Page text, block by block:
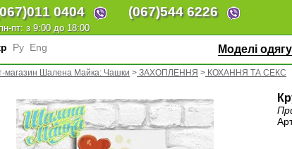
011 0404 (067)544 6226
пн-пт: з 9:00 до 18:00
Ру Eng Моделі одягу
магазин Шалена Майка: Чашки > ЗАХОПЛЕННЯ > КОХАННЯ ТА СЕКС